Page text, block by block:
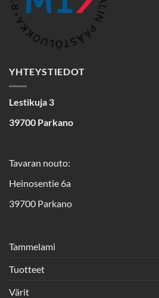
YHTEYSTIEDOT
Lestikuja 3
39700 Parkano
Tavaran nouto:
Heinosentie 6a
39700 Parkano
Tammelami
Tuotteet
Värit